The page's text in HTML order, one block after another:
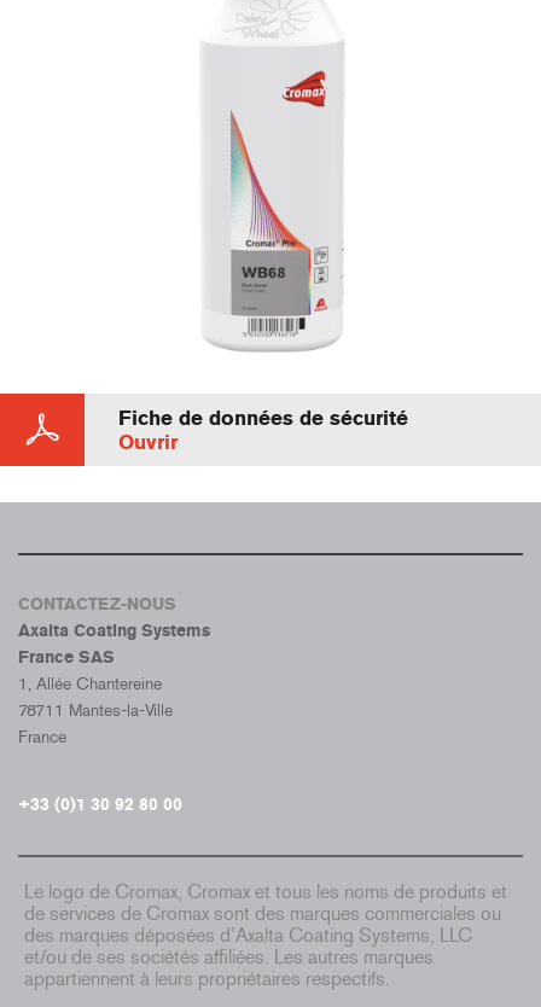
Fiche de données de sécurité
Ouvrir
CONTACTEZ-NOUS
Axalta Coating Systems
France SAS
1, Allée Chantereine
78711 Mantes-la-Ville
France
+33 (0)1 30 92 80 00
Le logo de Cromax, Cromax et tous les noms de produits et
de services de Cromax sont des marques commerciales ou
des marques déposées d’Axalta Coating Systems, LLC
et/ou de ses sociétés affiliées. Les autres marques
appartiennent à leurs propriétaires respectifs.